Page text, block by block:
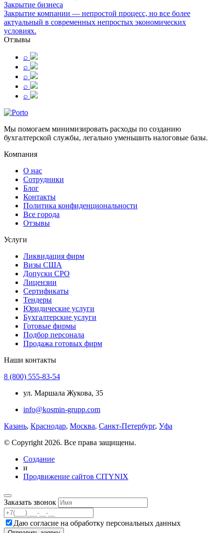
Закрытие бизнеса
Закрытие компании — непростой процесс, но все более
актуальный в современных непростых экономических
условиях.
Отзывы
⌕
⌕
⌕
⌕
⌕
Мы помогаем минимизировать расходы по созданию
бухгалтерской службы, легально уменьшить налоговые базы.
Компания
О нас
Сотрудники
Блог
Контакты
Политика конфиденциональности
Все города
Отзывы
Услуги
Ликвидация фирм
Визы США
Допуски СРО
Лицензии
Сертификаты
Тендеры
Юридические услуги
Бухгалтерские услуги
Готовые фирмы
Подбор персонала
Продажа готовых фирм
Наши контакты
8 (800) 555-83-54
ул. Маршала Жукова, 35
info@kosmin-grupp.com
Казань, Краснодар, Москва, Санкт-Петербург, Уфа
© Copyright 2026. Все права защищены.
Создание
и
Продвижение сайтов CITYNIX
Заказать звонок
Даю согласие на обработку персональных данных